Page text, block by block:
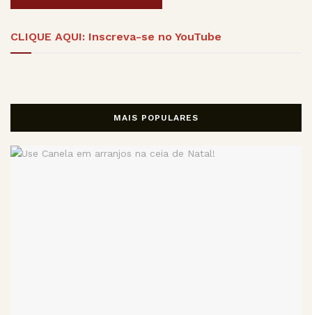
CLIQUE AQUI: Inscreva-se no YouTube
MAIS POPULARES